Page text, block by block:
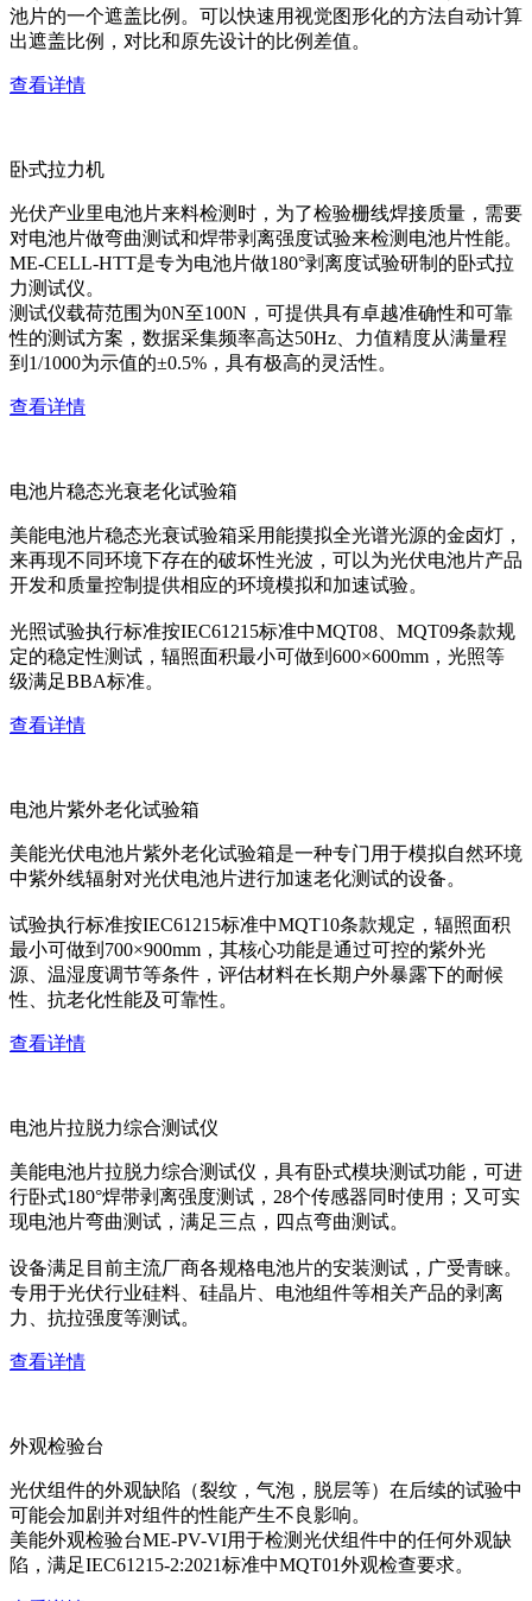
池片的一个遮盖比例。可以快速用视觉图形化的方法自动计算
出遮盖比例，对比和原先设计的比例差值。
查看详情
卧式拉力机
光伏产业里电池片来料检测时，为了检验栅线焊接质量，需要
对电池片做弯曲测试和焊带剥离强度试验来检测电池片性能。
ME-CELL-HTT是专为电池片做180°剥离度试验研制的卧式拉
力测试仪。
测试仪载荷范围为0N至100N，可提供具有卓越准确性和可靠
性的测试方案，数据采集频率高达50Hz、力值精度从满量程
到1/1000为示值的±0.5%，具有极高的灵活性。
查看详情
电池片稳态光衰老化试验箱
美能电池片稳态光衰试验箱采用能摸拟全光谱光源的金卤灯，
来再现不同环境下存在的破坏性光波，可以为光伏电池片产品
开发和质量控制提供相应的环境模拟和加速试验。
光照试验执行标准按IEC61215标准中MQT08、MQT09条款规
定的稳定性测试，辐照面积最小可做到600×600mm，光照等
级满足BBA标准。
查看详情
电池片紫外老化试验箱
美能光伏电池片紫外老化试验箱是一种专门用于模拟自然环境
中紫外线辐射对光伏电池片进行加速老化测试的设备。
试验执行标准按IEC61215标准中MQT10条款规定，辐照面积
最小可做到700×900mm，其核心功能是通过可控的紫外光
源、温湿度调节等条件，评估材料在长期户外暴露下的耐候
性、抗老化性能及可靠性。
查看详情
电池片拉脱力综合测试仪
美能电池片拉脱力综合测试仪，具有卧式模块测试功能，可进
行卧式180°焊带剥离强度测试，28个传感器同时使用；又可实
现电池片弯曲测试，满足三点，四点弯曲测试。
设备满足目前主流厂商各规格电池片的安装测试，广受青睐。
专用于光伏行业硅料、硅晶片、电池组件等相关产品的剥离
力、抗拉强度等测试。
查看详情
外观检验台
光伏组件的外观缺陷（裂纹，气泡，脱层等）在后续的试验中
可能会加剧并对组件的性能产生不良影响。
美能外观检验台ME-PV-VI用于检测光伏组件中的任何外观缺
陷，满足IEC61215-2:2021标准中MQT01外观检查要求。